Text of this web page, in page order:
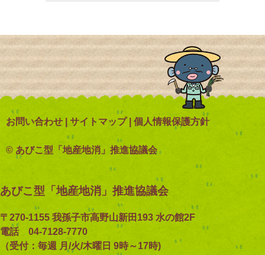
お問い合わせ サイトマップ| 個人情報保護方針
© あびこ型「地産地消」推進協議会
あびこ型「地産地消」推進協議会
〒270-1155 我孫子市高野山新田193 水の館2F
電話 04-7128-7770
（受付：毎週 月/火/木曜日 9時～17時)